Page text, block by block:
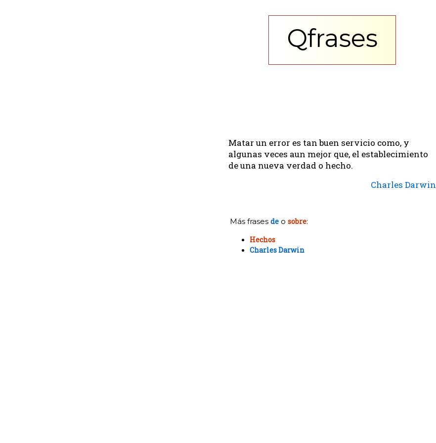
Qfrases
Matar un error es tan buen servicio como, y
algunas veces aun mejor que, el establecimiento
de una nueva verdad o hecho.
Charles Darwin
Más frases de o sobre:
Hechos
Charles Darwin